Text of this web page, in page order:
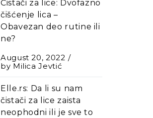
Čistači za lice: Dvofazno
čišćenje lica –
Оbavezan deo rutine ili
ne?
August 20, 2022
by Milica Jevtić
Elle.rs: Da li su nam
čistači za lice zaista
neophodni ili je sve to